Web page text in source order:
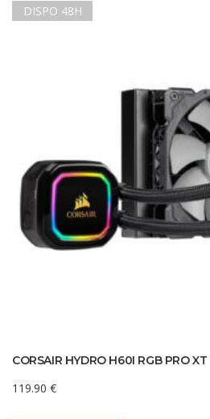
DISPO 48H
CORSAIR HYDRO H60I RGB PRO XT
119.90 €